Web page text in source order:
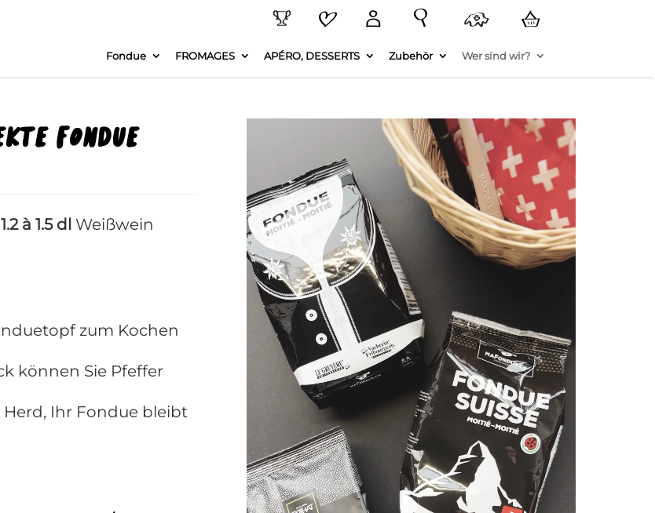
Fondue FROMAGES APÉRO, DESSERTS Zubehör Wer sind wir?
Fondue
1.2 à 1.5 dl Weißwein
zum Kochen
können Sie Pfeffer
Ihr Fondue bleibt